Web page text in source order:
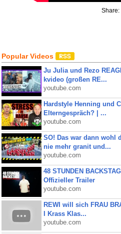
Share:
Popular Videos
Ju Julia und Rezo
kvideo (großen RE...
youtube.com
Hardstyle Henning und
Elterngespräch? | ...
youtube.com
SO! Das war dann wohl
nie mehr granit und...
youtube.com
48 STUNDEN
Offizieller Trailer
youtube.com
REWI will sich FRAU
I Krass Klas...
youtube.com